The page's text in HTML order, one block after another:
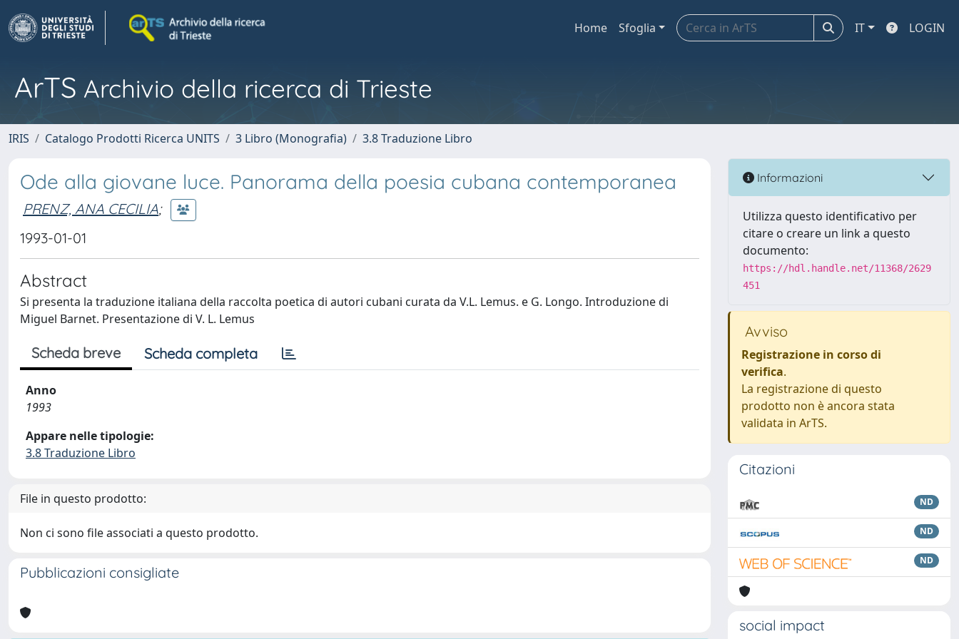
Home Sfoglia IT LOGIN
ArTS Archivio della ricerca di Trieste
IRIS Catalogo Prodotti Ricerca UNITS 3 Libro (Monografia) 3.8 Traduzione Libro
Ode alla giovane luce. Panorama della poesia cubana contemporanea
PRENZ, ANA CECILIA;
1993-01-01
Abstract
Si presenta la traduzione italiana della raccolta poetica di autori cubani curata da V.L. Lemus. e G. Longo. Introduzione di
Miguel Barnet. Presentazione di V. L. Lemus
Scheda breve Scheda completa
Anno
1993
Appare nelle tipologie:
3.8 Traduzione Libro
File in questo prodotto:
Non ci sono file associati a questo prodotto.
Pubblicazioni consigliate
Informazioni
Utilizza questo identificativo per
citare o creare un link a questo
documento:
https://hdl.handle.net/11368/2629
451
Avviso
Registrazione in corso di
verifica.
La registrazione di questo
prodotto non è ancora stata
validata in ArTS.
Citazioni
ND
ND
ND
social impact